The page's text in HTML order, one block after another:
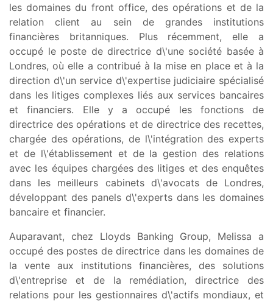
les domaines du front office, des opérations et de la
relation client au sein de grandes institutions
financières britanniques. Plus récemment, elle a
occupé le poste de directrice d\'une société basée à
Londres, où elle a contribué à la mise en place et à la
direction d\'un service d\'expertise judiciaire spécialisé
dans les litiges complexes liés aux services bancaires
et financiers. Elle y a occupé les fonctions de
directrice des opérations et de directrice des recettes,
chargée des opérations, de l\'intégration des experts
et de l\'établissement et de la gestion des relations
avec les équipes chargées des litiges et des enquêtes
dans les meilleurs cabinets d\'avocats de Londres,
développant des panels d\'experts dans les domaines
bancaire et financier.
Auparavant, chez Lloyds Banking Group, Melissa a
occupé des postes de directrice dans les domaines de
la vente aux institutions financières, des solutions
d\'entreprise et de la remédiation, directrice des
relations pour les gestionnaires d\'actifs mondiaux, et